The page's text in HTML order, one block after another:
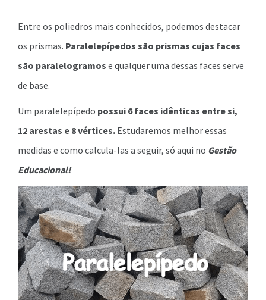
Entre os poliedros mais conhecidos, podemos destacar
os prismas. Paralelepípedos são prismas cujas faces
são paralelogramos e qualquer uma dessas faces serve
de base.
Um paralelepípedo possui 6 faces idênticas entre si,
12 arestas e 8 vértices. Estudaremos melhor essas
medidas e como calcula-las a seguir, só aqui no Gestão
Educacional!